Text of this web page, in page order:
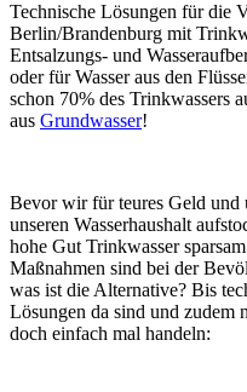
Technische Lösungen für die
Berlin/Brandenburg mit
Entsalzungs- und
oder für Wasser aus den
schon 70% des Trinkwassers
aus Grundwasser!
Bevor wir für teures Geld und
unseren Wasserhaushalt
hohe Gut Trinkwasser
Maßnahmen sind bei der
was ist die Alternative? Bis
Lösungen da sind und zudem
doch einfach mal handeln: